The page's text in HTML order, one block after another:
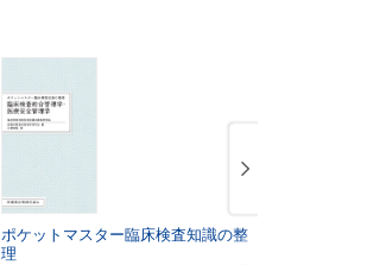
ポケットマスター臨床検査知識の整
理